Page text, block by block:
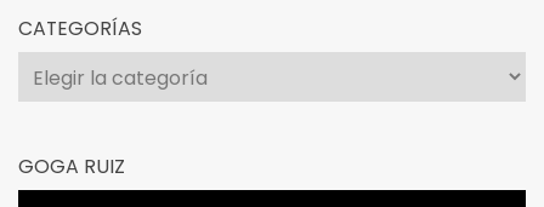
CATEGORÍAS
Categorías
GOGA RUIZ